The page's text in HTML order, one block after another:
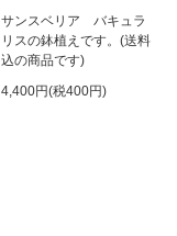
サンスベリア バキュラ
リスの鉢植えです。(送料
込の商品です)
4,400円(税400円)